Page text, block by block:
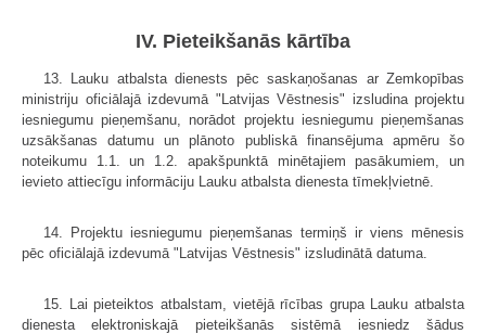
IV. Pieteikšanās kārtība
13. Lauku atbalsta dienests pēc saskaņošanas ar Zemkopības
ministriju oficiālajā izdevumā "Latvijas Vēstnesis" izsludina projektu
iesniegumu pieņemšanu, norādot projektu iesniegumu pieņemšanas
uzsākšanas datumu un plānoto publiskā finansējuma apmēru šo
noteikumu 1.1. un 1.2. apakšpunktā minētajiem pasākumiem, un
ievieto attiecīgu informāciju Lauku atbalsta dienesta tīmekļvietnē.
14. Projektu iesniegumu pieņemšanas termiņš ir viens mēnesis
pēc oficiālajā izdevumā "Latvijas Vēstnesis" izsludinātā datuma.
15. Lai pieteiktos atbalstam, vietējā rīcības grupa Lauku atbalsta
dienesta elektroniskajā pieteikšanās sistēmā iesniedz šādus